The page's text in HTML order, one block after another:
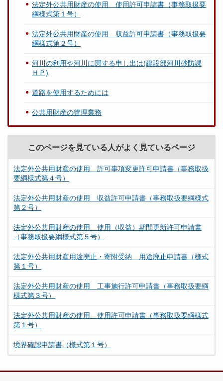
法定外公共用財産の使用 使用許可申請書（事務取扱要
綱様式第１号）
法定外公共用財産の使用 収益許可申請書（事務取扱要
綱様式第２号）
河川の利用や河川に関する申し出は(建設部河川砂防課
ＨＰ)
道路を使用するためには
公共用財産の管理業務
このページを見ている人がよく見ているページ
法定外公共用財産の使用 許可事項変更許可申請書（事務取扱
要綱様式第４号）
法定外公共用財産の使用 収益許可申請書（事務取扱要綱様式
第２号）
法定外公共用財産の使用 使用（収益）期間更新許可申請書
（事務取扱要綱様式第５号）
法定外公共用財産用途廃止・寄附受納 用途廃止申請書（様式
第１号）
法定外公共用財産の使用 工事施行許可申請書（事務取扱要綱
様式第３号）
法定外公共用財産の使用 使用許可申請書（事務取扱要綱様式
第１号）
境界確認申請書（様式第１号）